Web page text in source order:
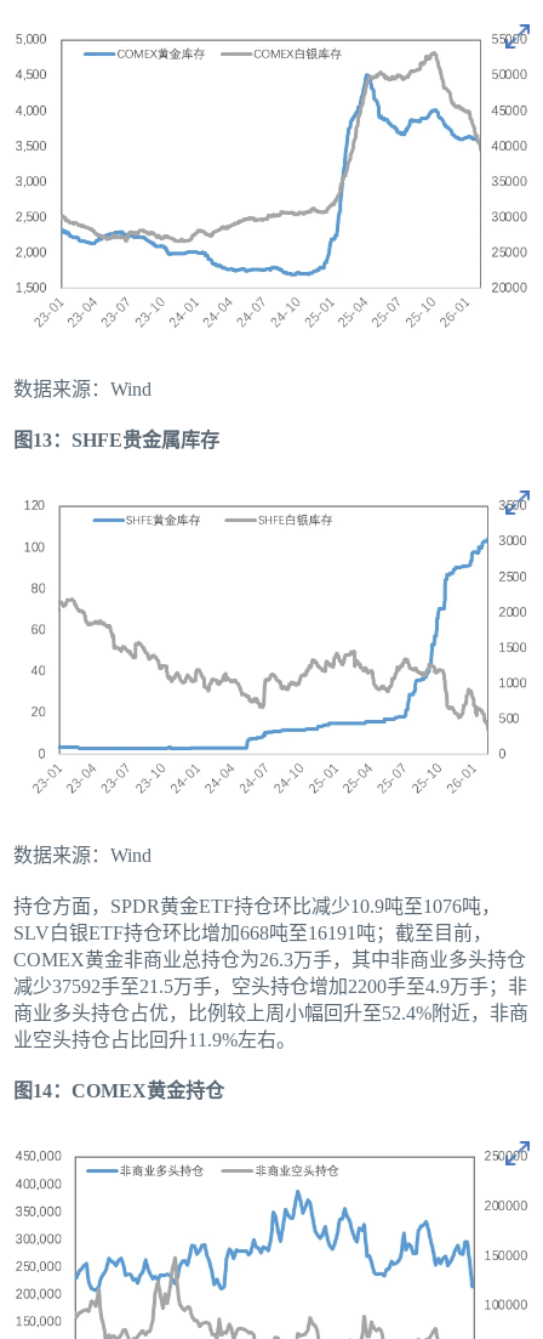
数据来源：Wind
图13：SHFE贵金属库存
数据来源：Wind
持仓方面，SPDR黄金ETF持仓环比减少10.9吨至1076吨，
SLV白银ETF持仓环比增加668吨至16191吨；截至目前，
COMEX黄金非商业总持仓为26.3万手，其中非商业多头持仓
减少37592手至21.5万手，空头持仓增加2200手至4.9万手；非
商业多头持仓占优，比例较上周小幅回升至52.4%附近，非商
业空头持仓占比回升11.9%左右。
图14：COMEX黄金持仓